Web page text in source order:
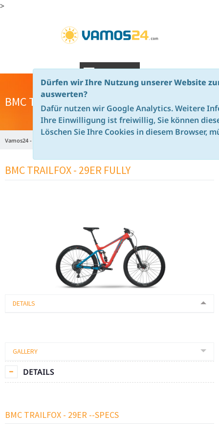
>
NAVIGATION
BMC TRAILFOX 29ER
Vamos24 - en
BMC Trailfox 29er
BMC TRAILFOX - 29ER FULLY
DETAILS
GALLERY
DETAILS
BMC TRAILFOX - 29ER --SPECS
Dürfen wir Ihre Nutzung unserer Website
auswerten?
Dafür nutzen wir Google Analytics. Weitere
Ihre Einwilligung ist freiwillig, Sie können
Löschen Sie Ihre Cookies in diesem Browser,